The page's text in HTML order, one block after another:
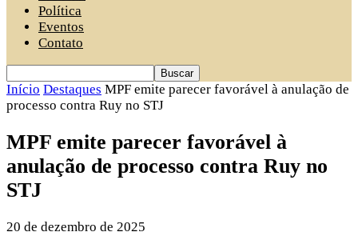
Política
Eventos
Contato
Início Destaques MPF emite parecer favorável à anulação de
processo contra Ruy no STJ
MPF emite parecer favorável à
anulação de processo contra Ruy no
STJ
20 de dezembro de 2025